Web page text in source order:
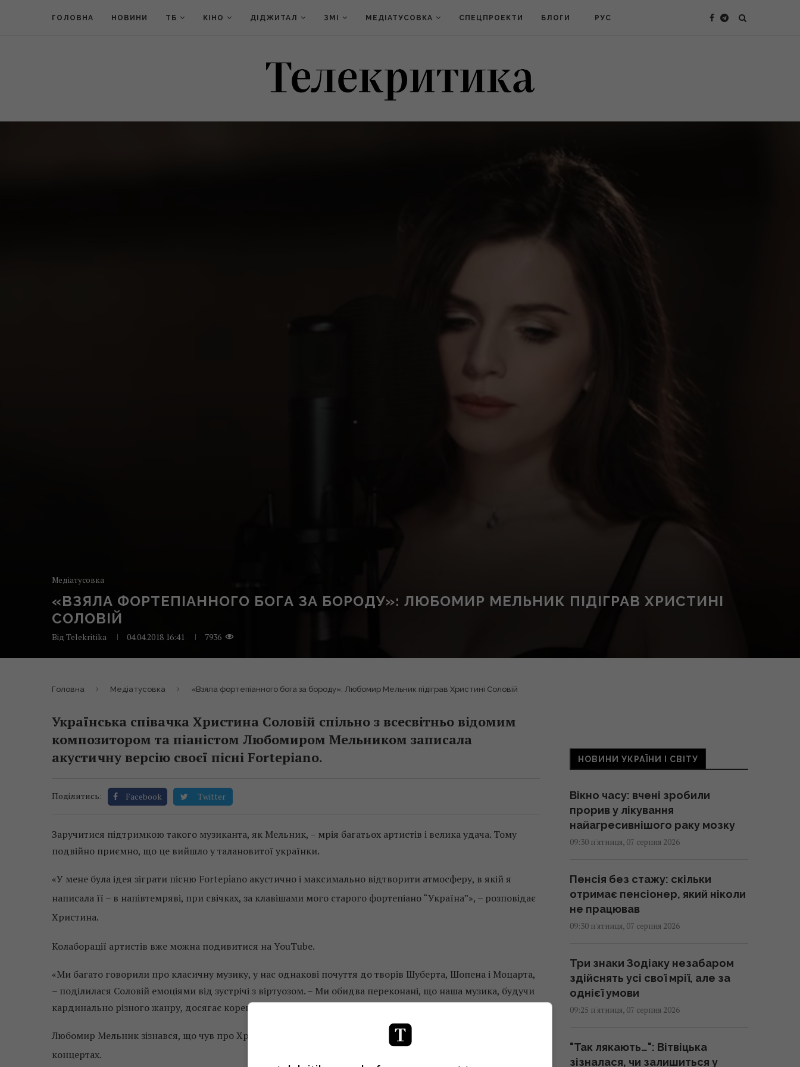
ГОЛОВНА НОВИНИ ТБ КІНО ДІДЖИТАЛ ЗМІ МЕДІАТУСОВКА СПЕЦПРОЕКТИ БЛОГИ РУС
Медіатусовка
«ВЗЯЛА ФОРТЕПІАННОГО БОГА ЗА БОРОДУ»: ЛЮБОМИР МЕЛЬНИК ПІДІГРАВ ХРИСТИНІ
СОЛОВІЙ
Від Telekritika 04.04.2018 16:41 7936
Головна Медіатусовка «Взяла фортепіанного бога за бороду»: Любомир Мельник підіграв Христині Соловій
Українська співачка Христина Соловій спільно з всесвітньо відомим
композитором та піаністом Любомиром Мельником записала
акустичну версію своєї пісні Fortepiano.
Поділитись: Facebook Twitter
Заручитися підтримкою такого музиканта, як Мельник, – мрія багатьох артистів і велика удача. Тому
подвійно приємно, що це вийшло у талановитої українки.
«У мене була ідея зіграти пісню Fortepiano акустично і максимально відтворити атмосферу, в якій я
написала її – в напівтемряві, при свічках, за клавішами мого старого фортепіано “Україна”», – розповідає
Христина.
Колаборації артистів вже можна подивитися на YouTube.
«Ми багато говорили про класичну музику, у нас однакові почуття до творів Шуберта, Шопена і Моцарта,
– поділилася Соловій емоціями від зустрічі з віртуозом. – Ми обидва переконані, що наша музика, будучи
кардинально різного жанру, досягає коренів українського народного мелосу».
Любомир Мельник зізнався, що чув про Христину ще до їх співпраці, але, на жаль, не бував на її
концертах.
НОВИНИ УКРАЇНИ І СВІТУ
Вікно часу: вчені зробили
прорив у лікування
найагресивнішого раку мозку
09:30 п'ятниця, 07 серпня 2026
Пенсія без стажу: скільки
отримає пенсіонер, який ніколи
не працював
09:30 п'ятниця, 07 серпня 2026
Три знаки Зодіаку незабаром
здійснять усі свої мрії, але за
однієї умови
09:25 п'ятниця, 07 серпня 2026
"Так лякають…": Вітвіцька
зізналася, чи залишиться у